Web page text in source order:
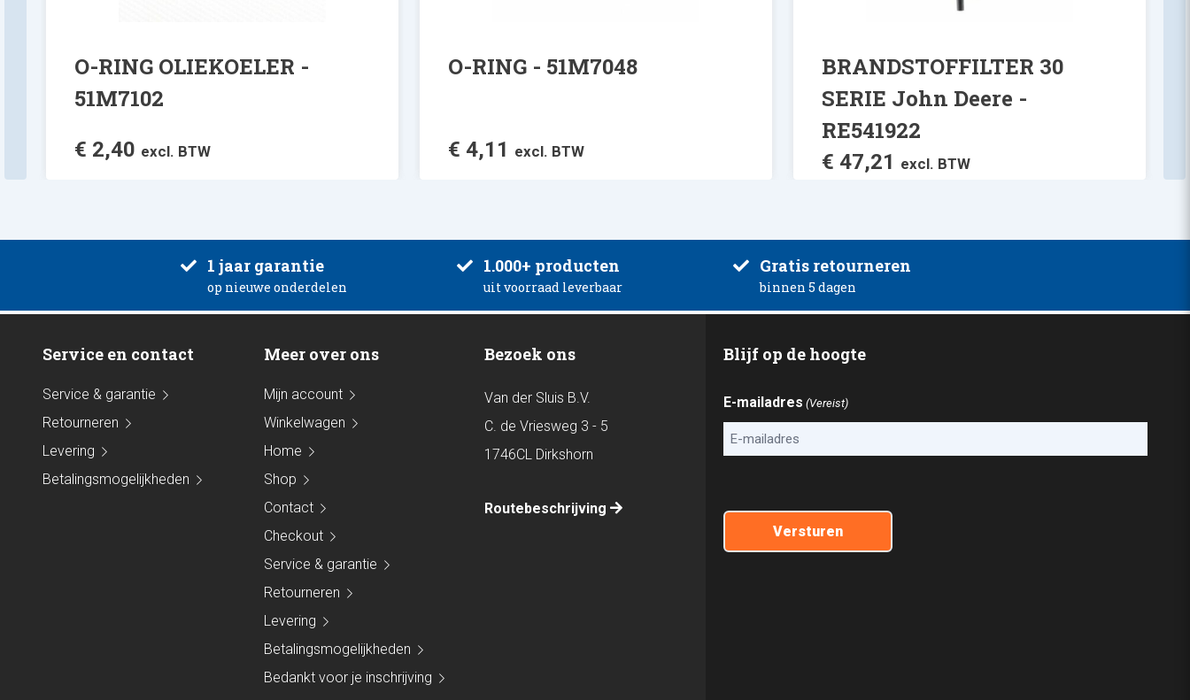
O-RING OLIEKOELER -
51M7102
€ 2,40 excl. BTW
O-RING - 51M7048
€ 4,11 excl. BTW
BRANDSTOFFILTER 30
SERIE John Deere -
RE541922
€ 47,21 excl. BTW
1 jaar garantie
op nieuwe onderdelen
1.000+ producten
uit voorraad leverbaar
Gratis retourneren
binnen 5 dagen
Service en contact
Service & garantie
Retourneren
Levering
Betalingsmogelijkheden
Meer over ons
Mijn account
Winkelwagen
Home
Shop
Contact
Checkout
Service & garantie
Retourneren
Levering
Betalingsmogelijkheden
Bedankt voor je inschrijving
Bezoek ons
Van der Sluis B.V.
C. de Vriesweg 3 - 5
1746CL Dirkshorn
Routebeschrijving
Blijf op de hoogte
E-mailadres (Vereist)